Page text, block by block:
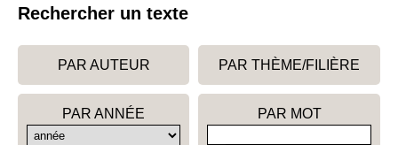
Rechercher un texte
PAR AUTEUR PAR THÈME/FILIÈRE
PAR ANNÉE PAR MOT